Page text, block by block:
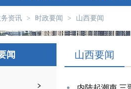
资讯 > 时政要闻 > 山西要闻
闻 山西要闻